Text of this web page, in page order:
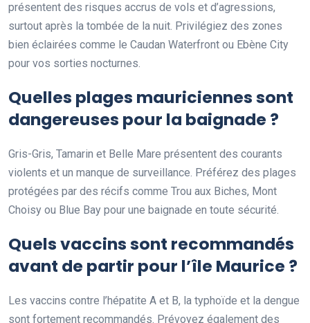
présentent des risques accrus de vols et d’agressions,
surtout après la tombée de la nuit. Privilégiez des zones
bien éclairées comme le Caudan Waterfront ou Ebène City
pour vos sorties nocturnes.
Quelles plages mauriciennes sont
dangereuses pour la baignade ?
Gris-Gris, Tamarin et Belle Mare présentent des courants
violents et un manque de surveillance. Préférez des plages
protégées par des récifs comme Trou aux Biches, Mont
Choisy ou Blue Bay pour une baignade en toute sécurité.
Quels vaccins sont recommandés
avant de partir pour l’île Maurice ?
Les vaccins contre l’hépatite A et B, la typhoïde et la dengue
sont fortement recommandés. Prévoyez également des